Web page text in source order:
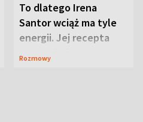
To dlatego Irena
Santor wciąż ma tyle
energii. Jej recepta
jest zaskakująco
Rozmowy